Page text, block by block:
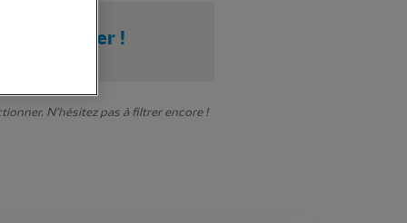
de filtrer !
N'hésitez pas à filtrer encore !